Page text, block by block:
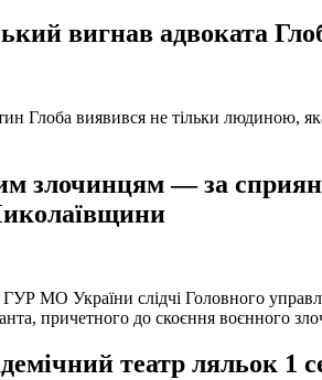
вигнав адвоката
Глоба виявився не тільки людиною,
злочинцям — за
ГУР МО України слідчі Головного
причетного до скоєння воєнного
театр ляльок 1